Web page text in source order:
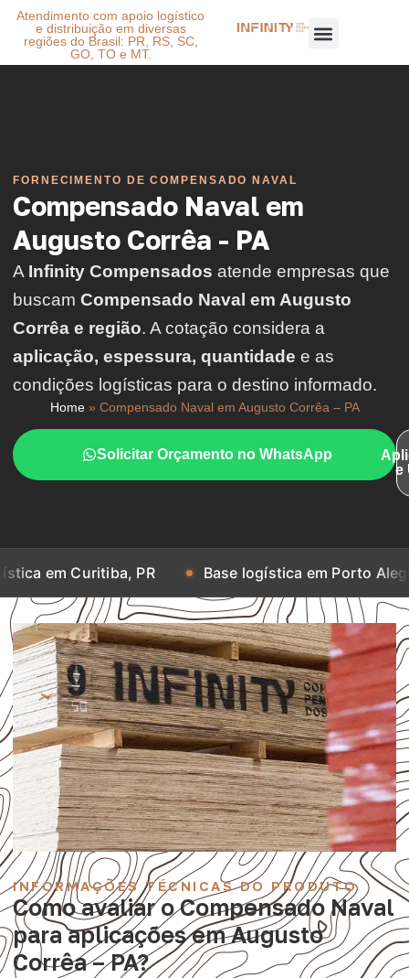
Atendimento com apoio logístico
e distribuição em diversas
regiões do Brasil: PR, RS, SC,
GO, TO e MT.
FORNECIMENTO DE COMPENSADO NAVAL
Compensado Naval em
Augusto Corrêa - PA
A Infinity Compensados atende empresas que
buscam Compensado Naval em Augusto
Corrêa e região. A cotação considera a
aplicação, espessura, quantidade e as
condições logísticas para o destino informado.
Home» Compensado Naval em Augusto Corrêa – PA
Solicitar Orçamento no WhatsApp
e
PR Base logística em Porto Alegre, RS
INFORMAÇÕES TÉCNICAS DO PRODUTO
Como avaliar o Compensado Naval
para aplicações em Augusto
Corrêa – PA?